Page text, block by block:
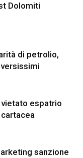
Dolomiti
di petrolio,
espatrio
sanzione